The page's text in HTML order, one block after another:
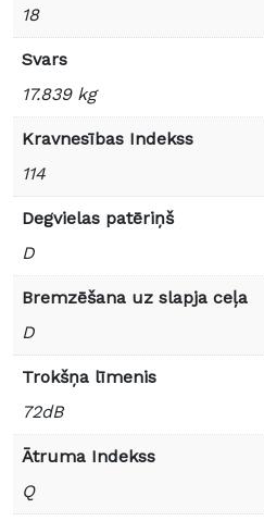
18
Svars
17.839 kg
Kravnesības Indekss
114
Degvielas patēriņš
D
Bremzēšana uz slapja ceļa
D
Trokšņa līmenis
72dB
Ātruma Indekss
Q